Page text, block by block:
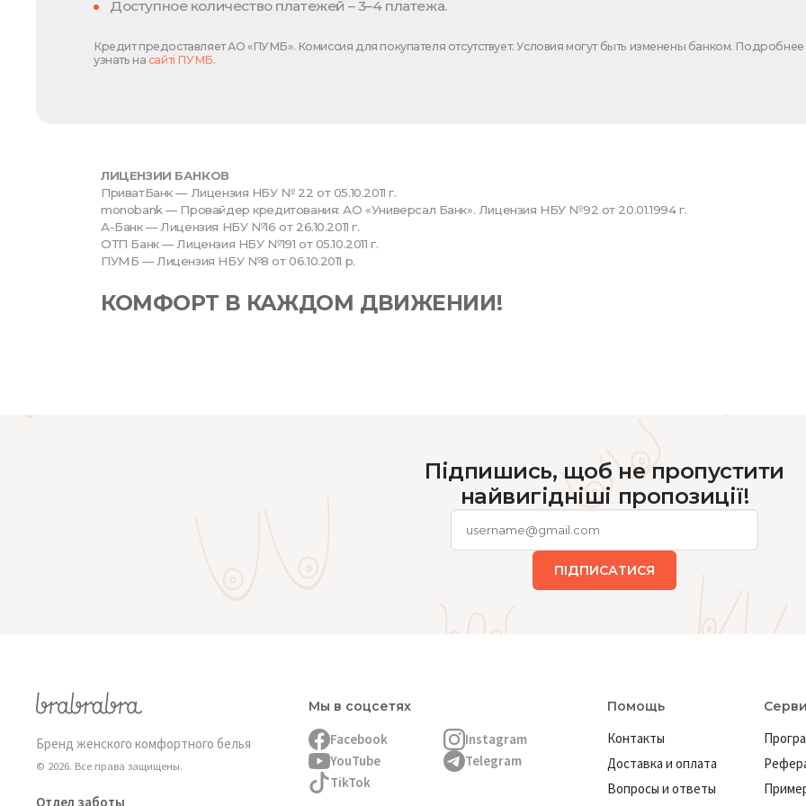
Доступное количество платежей – 3–4 платежа.
Кредит предоставляет АО «ПУМБ». Комиссия для покупателя отсутствует. Условия могут быть изменены банком.
узнать на сайті ПУМБ.
ЛИЦЕНЗИИ БАНКОВ
ПриватБанк — Лицензия НБУ № 22 от 05.10.2011 г.
monobank — Провайдер кредитования: АО «Универсал Банк». Лицензия НБУ №92 от 20.01.1994 г.
А-Банк — Лицензия НБУ №16 от 26.10.2011 г.
ОТП Банк — Лицензия НБУ №191 от 05.10.2011 г.
ПУМБ — Лицензия НБУ №8 от 06.10.2011 р.
КОМФОРТ В КАЖДОМ ДВИЖЕНИИ!
Підпишись, щоб не пропустити
найвигідніші пропозиції!
ПІДПИСАТИСЯ
Бренд женского комфортного белья
© 2026. Все права защищены.
Отдел заботы
Мы в соцсетях
Facebook
Instagram
YouTube
Telegram
TikTok
Помощь
Контакты
Доставка и оплата
Вопросы и ответы